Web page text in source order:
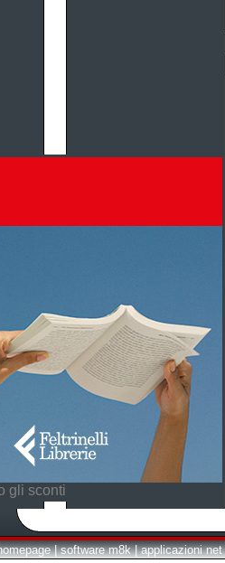
gli sconti
| software m8k | applicazioni net